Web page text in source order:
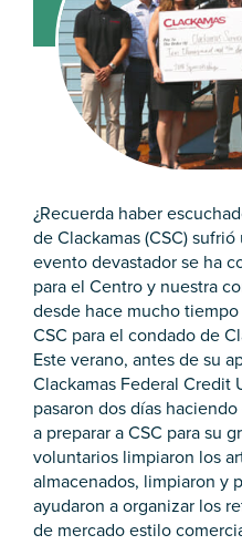
¿Recuerda haber
de Clackamas (CSC)
evento devastador se ha
para el Centro y nuestra
desde hace mucho
CSC para el condado de
Este verano, antes de su
Clackamas Federal Credit
pasaron dos días
a preparar a CSC para su
voluntarios limpiaron los
almacenados, limpiaron y
ayudaron a organizar los
de mercado estilo